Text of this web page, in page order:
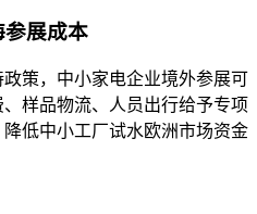
参展成本
策，中小家电企业境外参展可
、样品物流、人员出行给予专项
低中小工厂试水欧洲市场资金